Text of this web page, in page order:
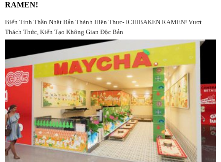
RAMEN!
Biến Tinh Thần Nhật Bản Thành Hiện Thực- ICHIBAKEN RAMEN! Vượt
Thách Thức, Kiến Tạo Không Gian Độc Bản